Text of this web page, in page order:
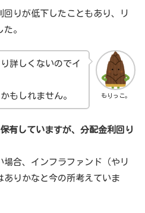
りが低下したこともあり、リ
。
もりっこ。
詳しくないのでイ
もしれません。
有していますが、分配金利回り
合、インフラファンド（やリ
ありかなと今の所考えていま